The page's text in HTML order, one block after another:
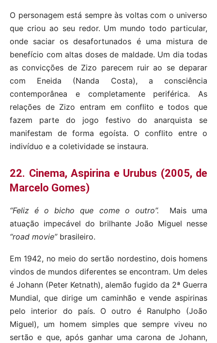
O personagem está sempre às voltas com o universo
que criou ao seu redor. Um mundo todo particular,
onde saciar os desafortunados é uma mistura de
benefício com altas doses de maldade. Um dia todas
as convicções de Zizo parecem ruir ao se deparar
com Eneida (Nanda Costa), a consciência
contemporânea e completamente periférica. As
relações de Zizo entram em conflito e todos que
fazem parte do jogo festivo do anarquista se
manifestam de forma egoísta. O conflito entre o
indivíduo e a coletividade se instaura.
22. Cinema, Aspirina e Urubus (2005, de
Marcelo Gomes)
“Feliz é o bicho que come o outro”. Mais uma
atuação impecável do brilhante João Miguel nesse
“road movie”brasileiro.
Em 1942, no meio do sertão nordestino, dois homens
vindos de mundos diferentes se encontram. Um deles
é Johann (Peter Ketnath), alemão fugido da 2ª Guerra
Mundial, que dirige um caminhão e vende aspirinas
pelo interior do país. O outro é Ranulpho (João
Miguel), um homem simples que sempre viveu no
sertão e que, após ganhar uma carona de Johann,